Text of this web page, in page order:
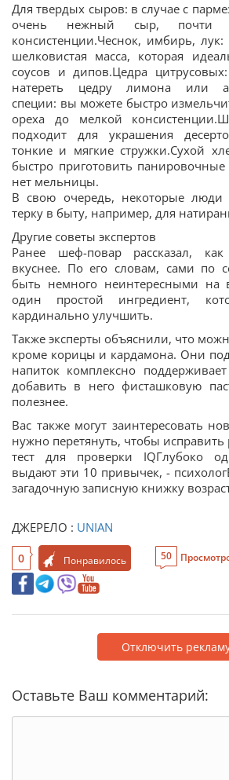
Для твердых сыров: в случае с
очень нежный сыр, почти
консистенции.Чеснок, имбирь, лук:
шелковистая масса, которая
соусов и дипов.Цедра
натереть цедру лимона или
специи: вы можете быстро
ореха до мелкой
подходит для украшения
тонкие и мягкие стружки.Сухой
быстро приготовить панировочные
нет мельницы.
В свою очередь, некоторые люди
терку в быту, например, для
Другие советы экспертов
Ранее шеф-повар рассказал,
вкуснее. По его словам, сами по
быть немного неинтересными на
один простой ингредиент,
кардинально улучшить.
Также эксперты объяснили, что
кроме корицы и кардамона. Они
напиток комплексно
добавить в него фисташковую
полезнее.
Вас также могут заинтересовать
нужно перетянуть, чтобы
тест для проверки IQГлубоко
выдают эти 10 привычек, -
загадочную записную книжку
ДЖЕРЕЛО : UNIAN
0 Понравилось 50
Отключить
Оставьте Ваш комментарий: